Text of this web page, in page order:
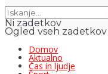
Ni zadetkov
Ogled vseh zadetkov
Domov
Aktualno
Čas in ljudje